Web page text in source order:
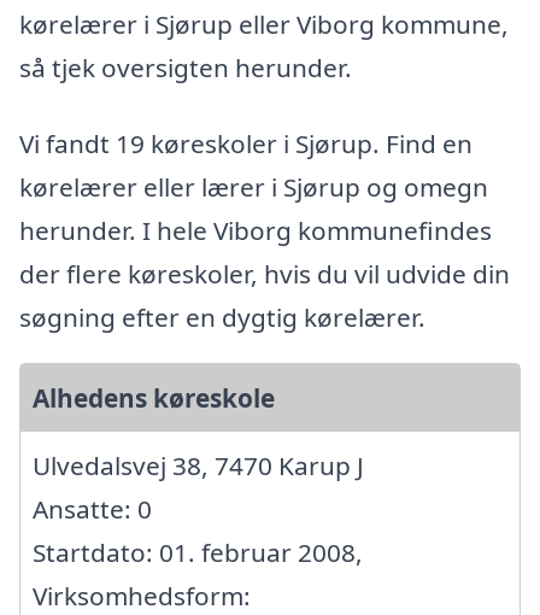
kørelærer i Sjørup eller Viborg kommune,
så tjek oversigten herunder.
Vi fandt 19 køreskoler i Sjørup. Find en
kørelærer eller lærer i Sjørup og omegn
herunder. I hele Viborg kommunefindes
der flere køreskoler, hvis du vil udvide din
søgning efter en dygtig kørelærer.
Alhedens køreskole
Ulvedalsvej 38, 7470 Karup J
Ansatte: 0
Startdato: 01. februar 2008,
Virksomhedsform: